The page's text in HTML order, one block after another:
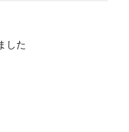
した